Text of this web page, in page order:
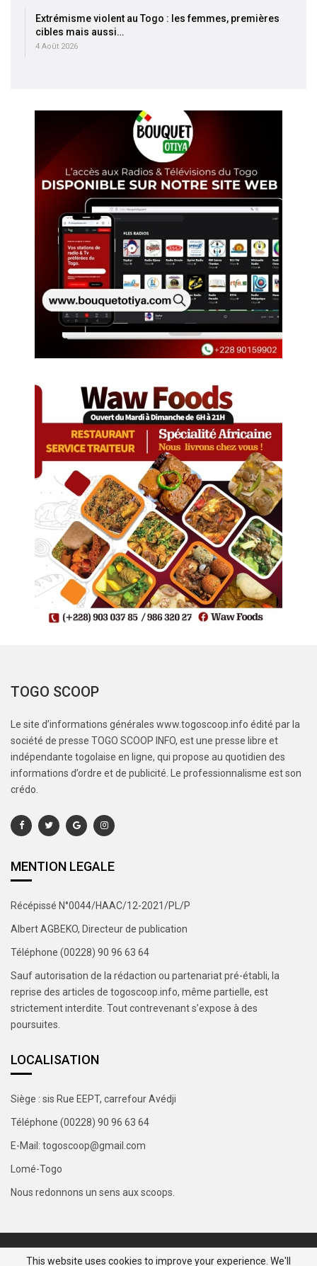
Extrémisme violent au Togo : les femmes, premières
cibles mais aussi…
4 Août 2026
TOGO SCOOP
Le site d’informations générales www.togoscoop.info édité par la
société de presse TOGO SCOOP INFO, est une presse libre et
indépendante togolaise en ligne, qui propose au quotidien des
informations d’ordre et de publicité. Le professionnalisme est son
crédo.
MENTION LEGALE
Récépissé N°0044/HAAC/12-2021/PL/P
Albert AGBEKO, Directeur de publication
Téléphone (00228) 90 96 63 64
Sauf autorisation de la rédaction ou partenariat pré-établi, la
reprise des articles de togoscoop.info, même partielle, est
strictement interdite. Tout contrevenant s’expose à des
poursuites.
LOCALISATION
Siège : sis Rue EEPT, carrefour Avédji
Téléphone (00228) 90 96 63 64
E-Mail: togoscoop@gmail.com
Lomé-Togo
Nous redonnons un sens aux scoops.
© 2018 - 2026 - TOGO SCOOP | Nous redonnons un sens aux scoops.. Tous
This website uses cookies to improve your experience. We'll